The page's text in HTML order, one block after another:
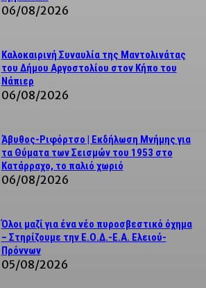
06/08/2026
Καλοκαιρινή Συναυλία της Μαντολινάτας
του Δήμου Αργοστολίου στον Κήπο του
Νάπιερ
06/08/2026
Άβυθος-Ριφόρτσο | Εκδήλωση Μνήμης για
τα Θύματα των Σεισμών του 1953 στο
Κατάρραχο, το παλιό χωριό
06/08/2026
Όλοι μαζί για ένα νέο πυροσβεστικό όχημα
– Στηρίζουμε την Ε.Ο.Δ.-Ε.Α. Ελειού-
Πρόννων
05/08/2026